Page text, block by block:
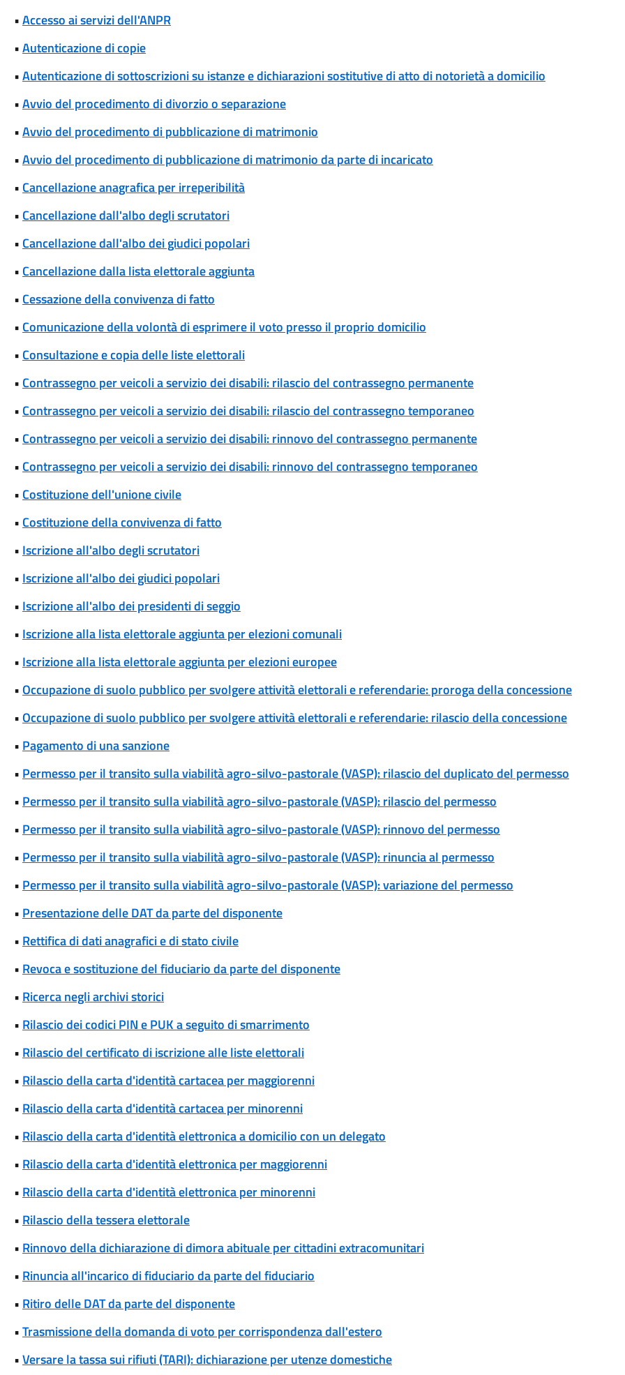
•Accesso ai servizi dell'ANPR
•Autenticazione di copie
•Autenticazione di sottoscrizioni su istanze e dichiarazioni sostitutive di atto di notorietà a domicilio
•Avvio del procedimento di divorzio o separazione
•Avvio del procedimento di pubblicazione di matrimonio
•Avvio del procedimento di pubblicazione di matrimonio da parte di incaricato
• Cancellazione anagrafica per irreperibilità
• Cancellazione dall'albo degli scrutatori
• Cancellazione dall'albo dei giudici popolari
• Cancellazione dalla lista elettorale aggiunta
• Cessazione della convivenza di fatto
• Comunicazione della volontà di esprimere il voto presso il proprio domicilio
• Consultazione e copia delle liste elettorali
• Contrassegno per veicoli a servizio dei disabili: rilascio del contrassegno permanente
• Contrassegno per veicoli a servizio dei disabili: rilascio del contrassegno temporaneo
• Contrassegno per veicoli a servizio dei disabili: rinnovo del contrassegno permanente
• Contrassegno per veicoli a servizio dei disabili: rinnovo del contrassegno temporaneo
• Costituzione dell'unione civile
• Costituzione della convivenza di fatto
• Iscrizione all'albo degli scrutatori
• Iscrizione all'albo dei giudici popolari
• Iscrizione all'albo dei presidenti di seggio
• Iscrizione alla lista elettorale aggiunta per elezioni comunali
• Iscrizione alla lista elettorale aggiunta per elezioni europee
•Occupazione di suolo pubblico per svolgere attività elettorali e referendarie: proroga della concessione
•Occupazione di suolo pubblico per svolgere attività elettorali e referendarie: rilascio della concessione
• Pagamento di una sanzione
• Permesso per il transito sulla viabilità agro-silvo-pastorale (VASP): rilascio del duplicato del permesso
• Permesso per il transito sulla viabilità agro-silvo-pastorale (VASP): rilascio del permesso
• Permesso per il transito sulla viabilità agro-silvo-pastorale (VASP): rinnovo del permesso
• Permesso per il transito sulla viabilità agro-silvo-pastorale (VASP): rinuncia al permesso
• Permesso per il transito sulla viabilità agro-silvo-pastorale (VASP): variazione del permesso
• Presentazione delle DAT da parte del disponente
• Rettifica di dati anagrafici e di stato civile
• Revoca e sostituzione del fiduciario da parte del disponente
• Ricerca negli archivi storici
• Rilascio dei codici PIN e PUK a seguito di smarrimento
• Rilascio del certificato di iscrizione alle liste elettorali
• Rilascio della carta d'identità cartacea per maggiorenni
• Rilascio della carta d'identità cartacea per minorenni
• Rilascio della carta d'identità elettronica a domicilio con un delegato
• Rilascio della carta d'identità elettronica per maggiorenni
• Rilascio della carta d'identità elettronica per minorenni
• Rilascio della tessera elettorale
• Rinnovo della dichiarazione di dimora abituale per cittadini extracomunitari
• Rinuncia all'incarico di fiduciario da parte del fiduciario
• Ritiro delle DAT da parte del disponente
•Trasmissione della domanda di voto per corrispondenza dall'estero
•Versare la tassa sui rifiuti (TARI): dichiarazione per utenze domestiche